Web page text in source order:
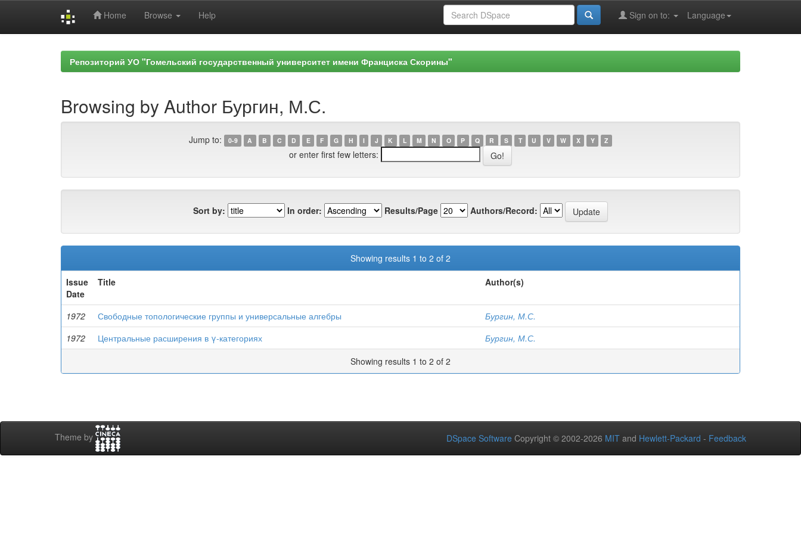
Home Browse Help Language
Sign on to:
Репозиторий УО "Гомельский государственный университет имени Франциска Скорины"
Browsing by Author Бургин, М.С.
Jump to: 0-9 A B C D E F G H I J K L M N O P Q R S T U V W X Y Z
or enter first few letters:
Sort by: In order: Results/Page Authors/Record:
Showing results 1 to 2 of 2
Issue
Date
Title Author(s)
1972 Свободные топологические группы и универсальные алгебры
Бургин, М.С.
1972
Центральные расширения в γ-категориях
Бургин, М.С.
Showing results 1 to 2 of 2
Theme by DSpace Software Copyright © 2002-2026 MIT and Hewlett-Packard - Feedback